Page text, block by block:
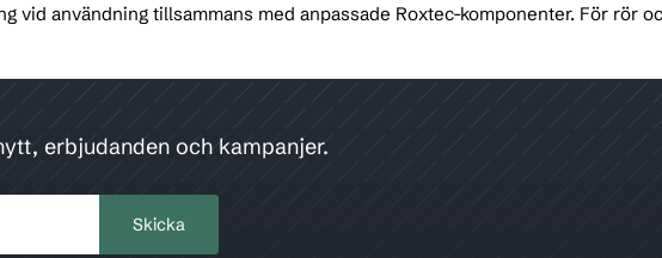
vid användning tillsammans med anpassade Roxtec-komponenter. För rör
erbjudanden och kampanjer.